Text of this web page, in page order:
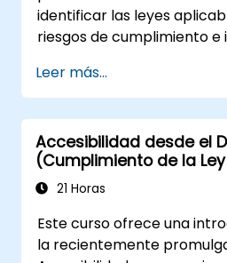
identificar las leyes
riesgos de cumplimiento
datos transfronterizos.
Leer más...
Accesibilidad desde el
(Cumplimiento de la Ley
21 Horas
Este curso ofrece una
la recientemente